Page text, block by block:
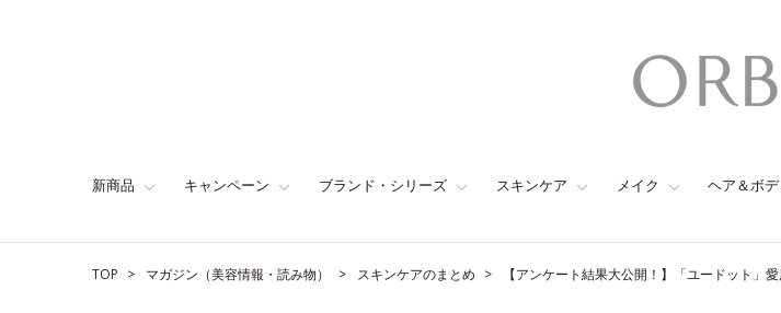
新商品 キャンペーン ブランド・シリーズ スキンケア メイク ヘア＆ボ
TOP マガジン（美容情報・読み物） スキンケアのまとめ 【アンケート結果大公開！】「ユードット」